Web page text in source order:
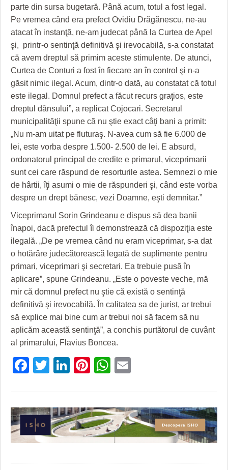
parte din sursa bugetară. Până acum, totul a fost legal.
Pe vremea când era prefect Ovidiu Drăgănescu, ne-au
atacat în instanţă, ne-am judecat până la Curtea de Apel
şi, printr-o sentinţă definitivă şi irevocabilă, s-a constatat
că avem dreptul să primim aceste stimulente. De atunci,
Curtea de Conturi a fost în fiecare an în control şi n-a
găsit nimic ilegal. Acum, dintr-o dată, au constatat că totul
este ilegal. Domnul prefect a făcut recurs graţios, este
dreptul dânsului”, a replicat Cojocari. Secretarul
municipalităţii spune că nu ştie exact câţi bani a primit:
„Nu m-am uitat pe fluturaş. N-avea cum să fie 6.000 de
lei, este vorba despre 1.500- 2.500 de lei. E absurd,
ordonatorul principal de credite e primarul, viceprimarii
sunt cei care răspund de resorturile astea. Semnezi o mie
de hârtii, îţi asumi o mie de răspunderi şi, când este vorba
despre un drept bănesc, vezi Doamne, eşti demnitar.”
Viceprimarul Sorin Grindeanu e dispus să dea banii
înapoi, dacă prefectul îi demonstrează că dispoziţia este
ilegală. „De pe vremea când nu eram viceprimar, s-a dat
o hotărâre judecătorească legată de suplimente pentru
primari, viceprimari şi secretari. Ea trebuie pusă în
aplicare”, spune Grindeanu. „Este o poveste veche, mă
mir că domnul prefect nu ştie că există o sentinţă
definitivă şi irevocabilă. În calitatea sa de jurist, ar trebui
să explice mai bine cum ar trebui noi să facem să nu
aplicăm această sentinţă”, a conchis purtătorul de cuvânt
al primarului, Flavius Boncea.
Facebook
Twitter
LinkedIn
Pinterest
WhatsApp